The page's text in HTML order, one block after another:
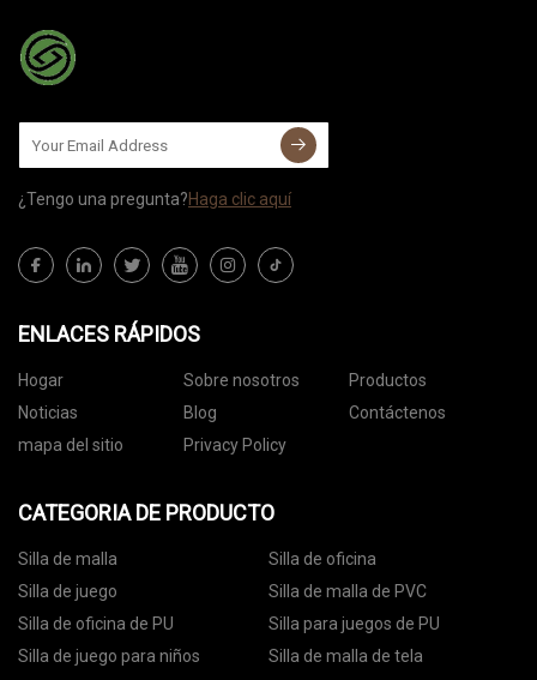
¿Tengo una pregunta?Haga clic aquí
ENLACES RÁPIDOS
Hogar Sobre nosotros
Productos
Noticias
Blog
Contáctenos
mapa del sitio
Privacy Policy
CATEGORIA DE PRODUCTO
Silla de malla
Silla de oficina
Silla de juego
Silla de malla de PVC
Silla de oficina de PU
Silla para juegos de PU
Silla de juego para niños
Silla de malla de tela